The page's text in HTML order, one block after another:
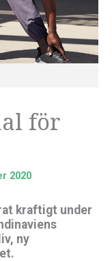
för
2020
kraftigt under
ny